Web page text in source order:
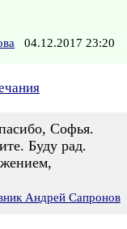
04.12.2017 23:20
Софья.
Буду рад.
Андрей Сапронов